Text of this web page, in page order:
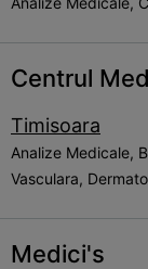
Centrul
Timisoara
Analize Medicale,
Vasculara,
Medici's